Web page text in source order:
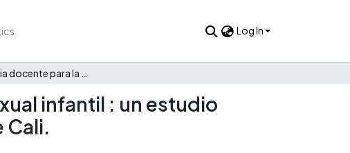
Log In
infantil : un estudio
Cali.